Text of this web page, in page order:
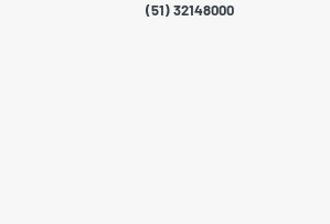
(51) 32148000